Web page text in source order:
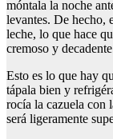
móntala la noche
levantes. De hecho,
leche, lo que hace
cremoso y
Esto es lo que hay
tápala bien y
rocía la cazuela con
será ligeramente